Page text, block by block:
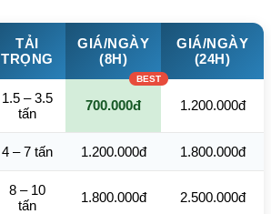
TẢI
TRỌNG
GIÁ/NGÀY
(8H)
GIÁ/NGÀY
(24H)
1.5 – 3.5
tấn
700.000đ 1.200.000đ
4 – 7 tấn 1.200.000đ 1.800.000đ
8 – 10
tấn
1.800.000đ 2.500.000đ